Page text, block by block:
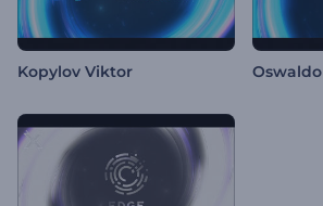
Kopylov Viktor Oswaldo